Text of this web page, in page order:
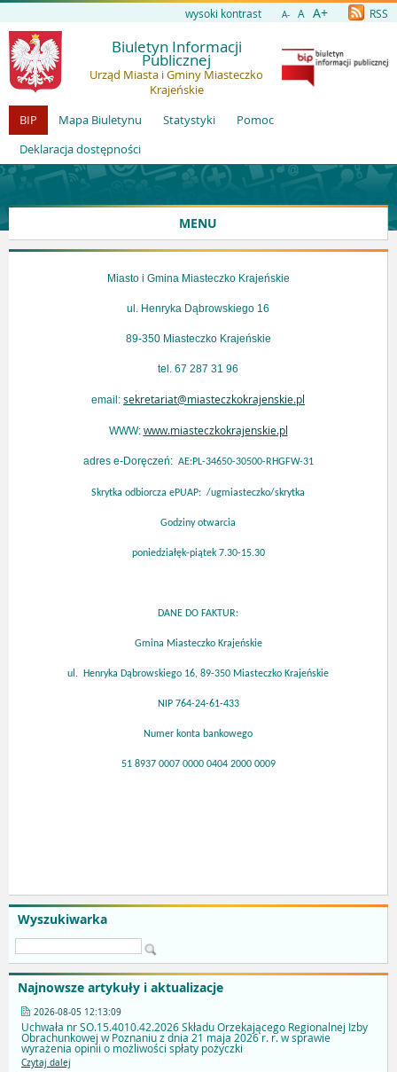
wysoki kontrast A- A A+ RSS
Biuletyn Informacji
Publicznej
Urząd Miasta i Gminy Miasteczko
Krajeńskie
BIP
Mapa Biuletynu Statystyki
Pomoc
Deklaracja dostępności
MENU
Wyszukiwarka
Najnowsze artykuły i aktualizacje
2026-08-05 12:13:09
Uchwała nr SO.15.4010.42.2026 Składu Orzekającego Regionalnej Izby
Obrachunkowej w Poznaniu z dnia 21 maja 2026 r. r. w sprawie
wyrażenia opinii o możliwości spłaty pożyczki
Czytaj dalej
Miasto i Gmina Miasteczko Krajeńskie
ul. Henryka Dąbrowskiego 16
89-350 Miasteczko Krajeńskie
tel. 67 287 31 96
email: sekretariat@miasteczkokrajenskie.pl
WWW: www.miasteczkokrajenskie.pl
adres e-Doręczeń: AE:PL-34650-30500-RHGFW-31
Skrytka odbiorcza ePUAP: /ugmiasteczko/skrytka
Godziny otwarcia
poniedziałęk-piątek 7.30-15.30
DANE DO FAKTUR:
Gmina Miasteczko Krajeńskie
ul. Henryka Dąbrowskiego 16, 89-350 Miasteczko Krajeńskie
NIP 764-24-61-433
Numer konta bankowego
51 8937 0007 0000 0404 2000 0009